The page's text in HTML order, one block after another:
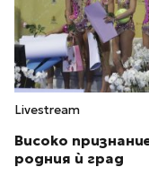
Livestream
Високо
родния ѝ град